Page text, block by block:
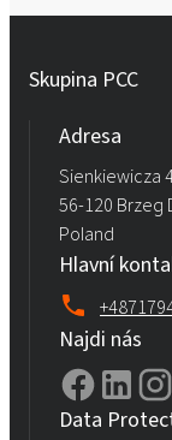
Skupina PCC
Adresa
Sienkiewicza
56-120 Brzeg
Poland
Hlavní
Najdi nás
Data